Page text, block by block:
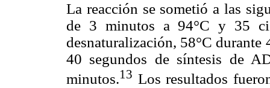
La reacción se sometió a las
de 3 minutos a 94°C y 35
desnaturalización, 58°C durante
40 segundos de síntesis de
minutos.13 Los resultados